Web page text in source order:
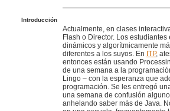
Introducción
Actualmente, en clases
Flash o Director. Los
dinámicos y algorítmicamente
diferentes a los suyos. En ITP,
entonces están usando
de una semana a la
Lingo – con la esperanza que
programación. Se les entregó
una semana de confusión
anhelando saber más de Java.